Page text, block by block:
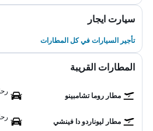
سيارت ايجار
تأجير السيارات في كل المطارات
المطارات القريبة
مطار روما تشامبينو
مطار ليوناردو دا فينشي